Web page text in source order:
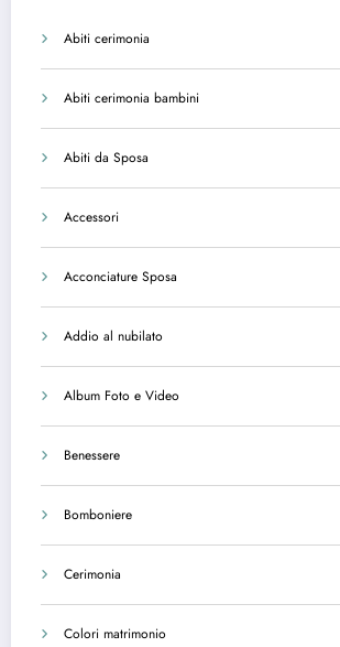
Abiti cerimonia
Abiti cerimonia bambini
Abiti da Sposa
Accessori
Acconciature Sposa
Addio al nubilato
Album Foto e Video
Benessere
Bomboniere
Cerimonia
Colori matrimonio